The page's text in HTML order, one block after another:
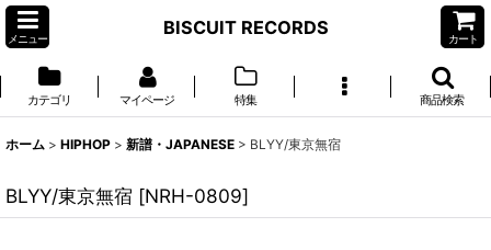
メニュー
BISCUIT RECORDS
カート
カテゴリ マイページ 特集 商品検索
ホーム > HIPHOP > 新譜・JAPANESE > BLYY/東京無宿
BLYY/東京無宿 [NRH-0809]